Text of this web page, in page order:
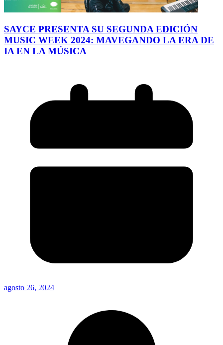
SAYCE PRESENTA SU SEGUNDA EDICIÓN
MUSIC WEEK 2024: MAVEGANDO LA ERA DE
IA EN LA MÚSICA
agosto 26, 2024